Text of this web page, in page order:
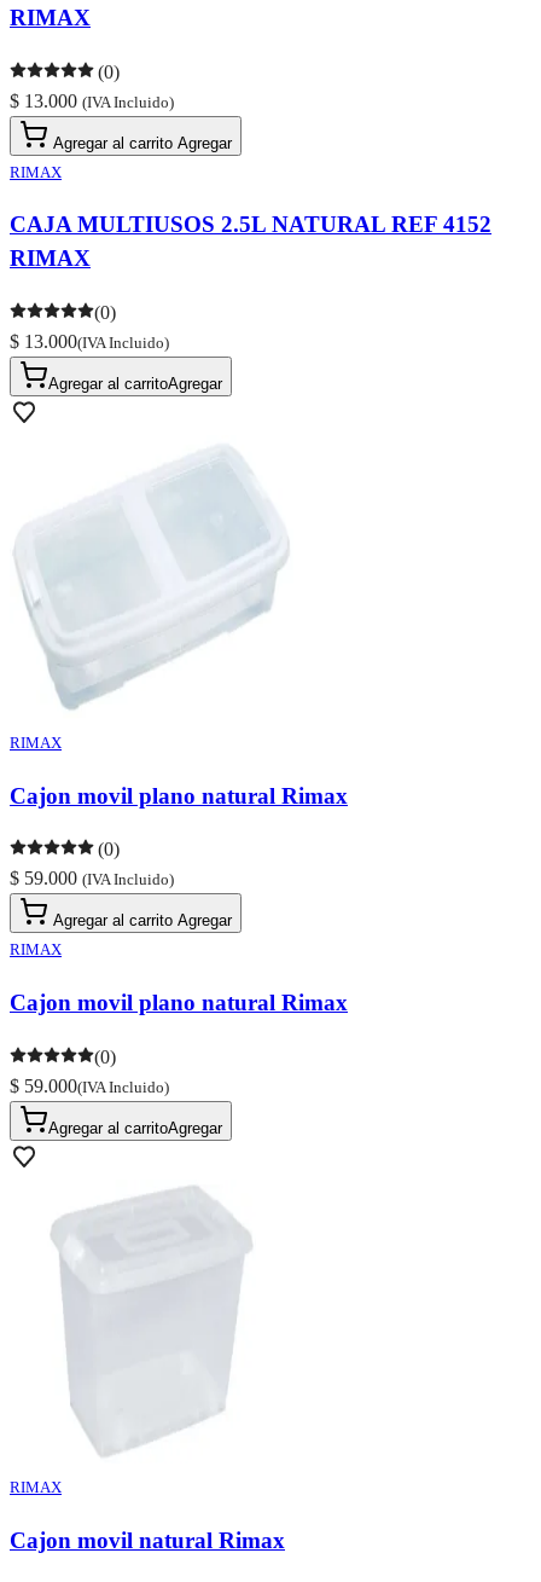
RIMAX
(0)
$ 13.000 (IVA Incluido)
Agregar al carrito Agregar
RIMAX
CAJA MULTIUSOS 2.5L NATURAL REF 4152
RIMAX
(0)
$ 13.000(IVA Incluido)
Agregar al carritoAgregar
RIMAX
Cajon movil plano natural Rimax
(0)
$ 59.000 (IVA Incluido)
Agregar al carrito Agregar
RIMAX
Cajon movil plano natural Rimax
(0)
$ 59.000(IVA Incluido)
Agregar al carritoAgregar
RIMAX
Cajon movil natural Rimax